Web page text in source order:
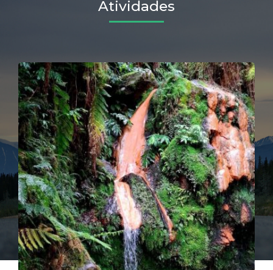
Atividades